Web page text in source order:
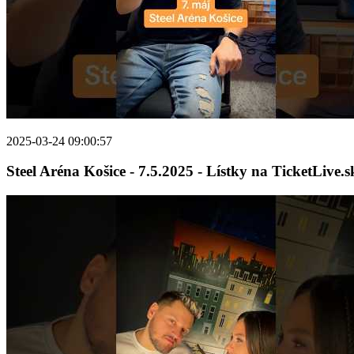
2025-03-24 09:00:57
Steel Aréna Košice - 7.5.2025 - Lístky na